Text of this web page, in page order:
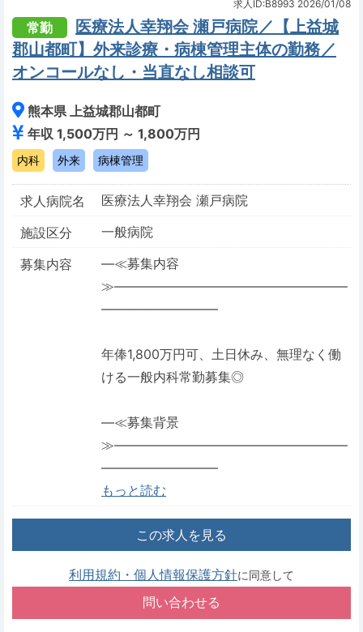
求人ID:B8993 2026/01/08
常勤
医療法人幸翔会 瀬戸病院／【上益城
郡山都町】外来診療・病棟管理主体の勤務／
オンコールなし・当直なし相談可
熊本県 上益城郡山都町
年収 1,500万円 ～ 1,800万円
内科 外来 病棟管理
求人病院名
医療法人幸翔会 瀬戸病院
施設区分
一般病院
募集内容
―≪募集内容
≫――――――――――――――――――
―――――――――
年俸1,800万円可、土日休み、無理なく働
ける一般内科常勤募集◎
―≪募集背景
≫――――――――――――――――――
―――――――――
もっと読む
この求人を見る
利用規約・個人情報保護方針に同意して